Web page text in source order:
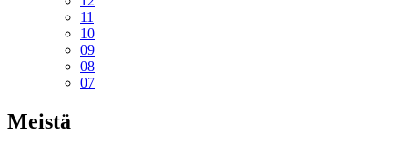
11
10
09
08
07
Meistä